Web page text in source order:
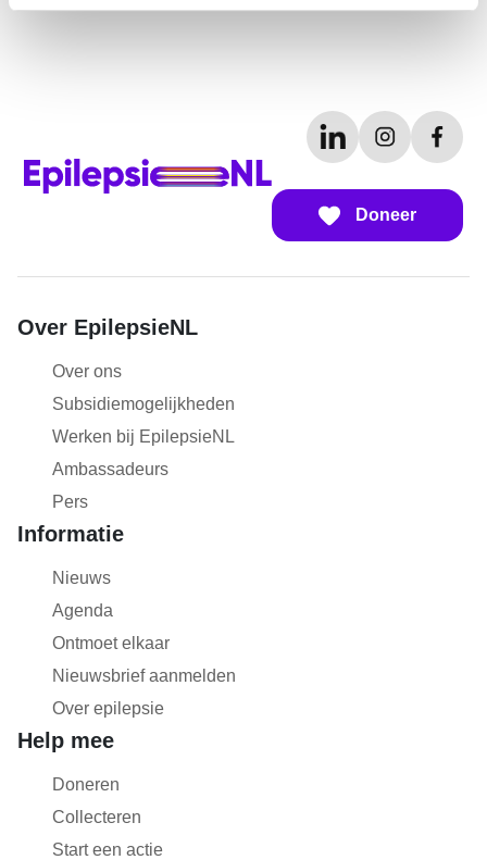
Doneer
Over EpilepsieNL
Over ons
Subsidiemogelijkheden
Werken bij EpilepsieNL
Ambassadeurs
Pers
Informatie
Nieuws
Agenda
Ontmoet elkaar
Nieuwsbrief aanmelden
Over epilepsie
Help mee
Doneren
Collecteren
Start een actie